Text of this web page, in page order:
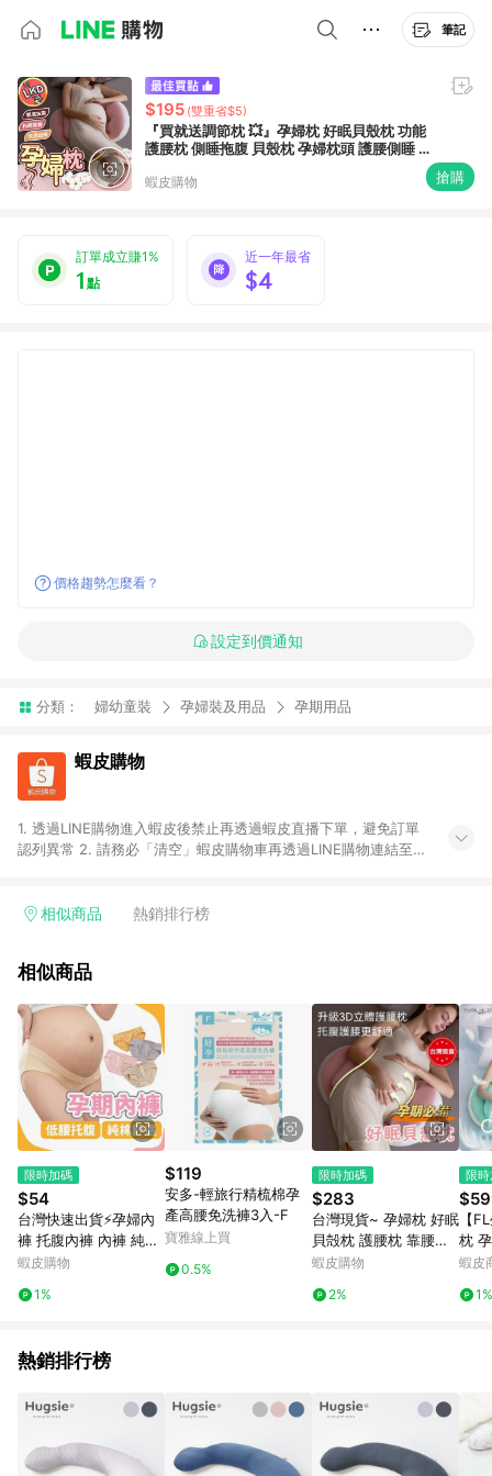
筆記
$195 (雙重省$5)
『買就送調節枕 💥』孕婦枕 好眠貝殼枕 功能
護腰枕 側睡拖腹 貝殼枕 孕婦枕頭 護腰側睡 托
蝦皮購物 搶購
訂單成立賺1%
1點
近一年最省
$4
價格趨勢怎麼看？
設定到價通知
分類： 婦幼童裝 孕婦裝及用品 孕期用品
蝦皮購物
1. 透過LINE購物進入蝦皮後禁止再透過蝦皮直播下單，避免訂單
認列異常 2. 請務必「清空」蝦皮購物車再透過LINE購物連結至蝦
易後，想下第二張訂單，請重新從LINE購物連結至蝦皮商店進行
後之最終金額進行計算。 6. 用戶需於同一瀏覽器進行交易（若自
將拆分成不同筆訂單編號發送通知。 8. 若使用折價券折抵，可能
會有攤提折抵導致訂單金額些微落差 9. 同一商品品項(即便不同
尺寸規格)，皆會計入同一筆返點上限進行計算 10. 蝦皮會將LINE
的導購跳轉紀錄與蝦皮的會員ID進行綁定，若後續七天內未透過
其他媒體來源導入蝦皮官網，則七天內於該蝦皮帳號下訂的首筆
訂單會被蝦皮認列為該LINE用戶導購跳轉時所成立之訂單。 11.
若同一用戶使用一個以上蝦皮帳號透過LINE購物進行導購，將可
能導致無法收到導購通知，亦可能無法收到點數，再請留意。 13.
請注意以下行為將可能導致無法取得 LINE POINTS 點數回饋資
格：使用非指定之途徑及方式完成交易，或經由蝦皮系統判斷點
擊路徑不符合回饋資格或規則者。 14. 若有贈點爭議，請務必於
訂單日期+60天以內進行洽詢確認；超過60天(含)以上進行申
訴，恕無法贈點回饋。需檢附蝦皮訂單完成、LINE購物訂單記
錄，如於LINE購物訂單紀錄已呈現：「非本次前往蝦皮商店之品
斷而無法進行 LINE Points 回饋 2.若購買過程中關閉蝦皮APP，
則需重新透過LINE購物前往蝦皮商城，否則無法進行LINE
續透過LINE購物前往至蝦皮商城將購物車結清，此方案將不列入
合贈點資格 5. 透過LINE購物購買蝦皮站上「蝦皮推廣服務」之商
相似商品 熱銷排行榜
相似商品
限時加碼
$54
台灣快速出貨⚡孕婦內
褲 托腹內褲 內褲 純棉
內褲 孕婦 孕期 托腹 低
懷孕 孕婦內搭 下著
蝦皮購物
1%
$119
安多-輕旅行精梳棉孕
產高腰免洗褲3入-F
寶雅線上買
0.5%
限時加碼
$283
台灣現貨~ 孕婦枕 好眠
貝殻枕 護腰枕 靠腰枕
孕婦枕頭護腰側睡枕 側
枕 月亮枕 孕婦睡覺神
蝦皮購物
2%
限
【
枕
枕頭
抱枕
蝦皮
1%
熱銷排行榜